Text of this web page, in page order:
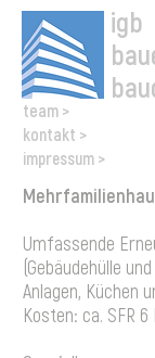
igb
kontakt >
impressum >
team >
Umfassende
(Gebäudehülle
Anlagen, Küchen
Kosten: ca. SFR 6